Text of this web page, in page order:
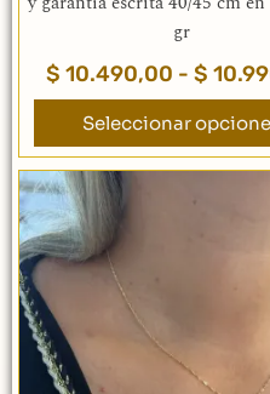
gr
$ 10.490,00 - $
Seleccionar
de